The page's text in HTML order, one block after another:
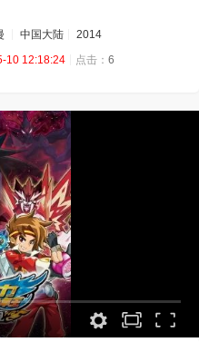
中国大陆
2014
10 12:18:24 点击： 6